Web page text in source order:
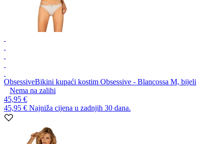
ObsessiveBikini kupaći kostim Obsessive - Blancossa M, bijeli
Nema na zalihi
45,95 €
45,95 € Najniža cijena u zadnjih 30 dana.